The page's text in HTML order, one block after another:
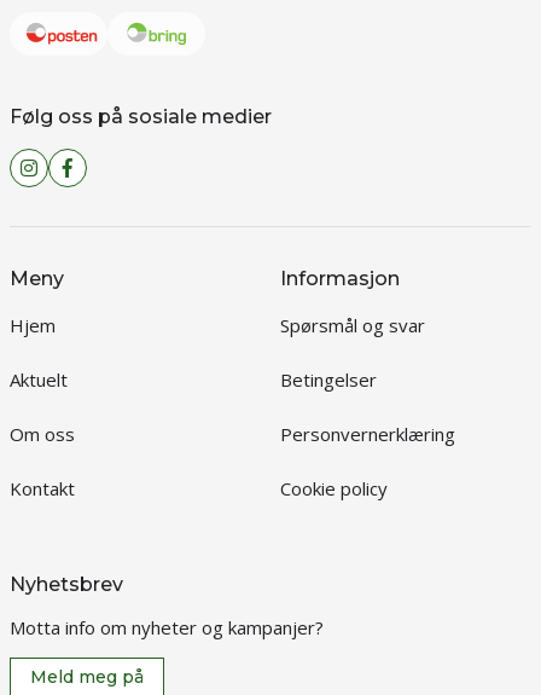
Følg oss på sosiale medier
Meny
Hjem
Aktuelt
Om oss
Kontakt
Informasjon
Spørsmål og svar
Betingelser
Personvernerklæring
Cookie policy
Nyhetsbrev
Motta info om nyheter og kampanjer?
Meld meg på